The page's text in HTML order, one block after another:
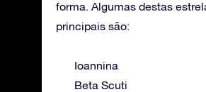
forma. Algumas destas
principais são:
Ioannina
Beta Scuti